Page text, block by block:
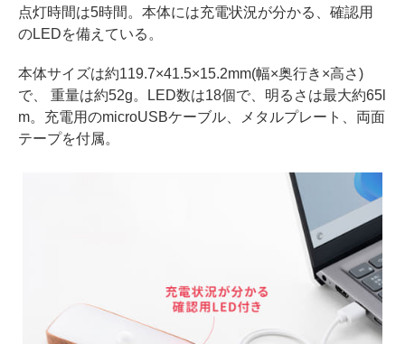
点灯時間は5時間。本体には充電状況が分かる、確認用
のLEDを備えている。
本体サイズは約119.7×41.5×15.2mm(幅×奥行き×高さ)
で、 重量は約52g。LED数は18個で、明るさは最大約65l
m。充電用のmicroUSBケーブル、メタルプレート、両面
テープを付属。